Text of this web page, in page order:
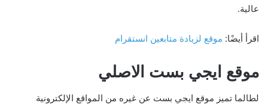
عالية.
اقرأ أيضًا: موقع لزيادة متابعين انستقرام
موقع ايجي بست الاصلي
لطالما تميز موقع ايجي بست عن غيره من المواقع الإلكترونية